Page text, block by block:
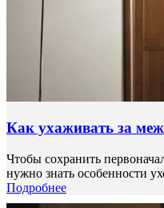
Как ухаживать за
Чтобы сохранить
нужно знать особенности
Подробнее